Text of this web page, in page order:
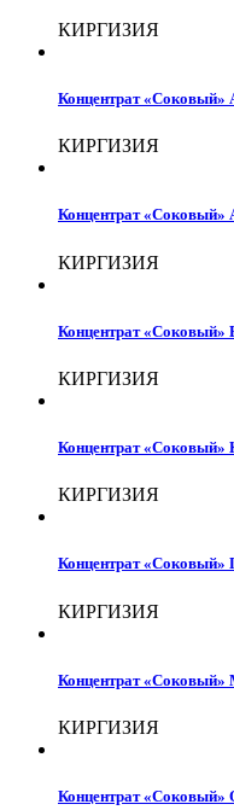
КИРГИЗИЯ
Концентрат «Соковый»
КИРГИЗИЯ
Концентрат «Соковый»
КИРГИЗИЯ
Концентрат «Соковый»
КИРГИЗИЯ
Концентрат «Соковый»
КИРГИЗИЯ
Концентрат «Соковый»
КИРГИЗИЯ
Концентрат «Соковый»
КИРГИЗИЯ
Концентрат «Соковый»